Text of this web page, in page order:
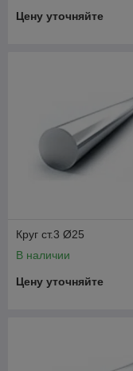
Цену уточняйте
Круг ст.3 Ø25
В наличии
Цену уточняйте